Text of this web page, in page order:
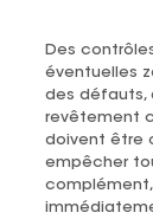
Des
éventuelles
des défauts,
revêtement
doivent être
empêcher